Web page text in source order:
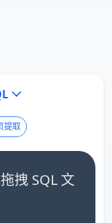
提取
拽 SQL 文